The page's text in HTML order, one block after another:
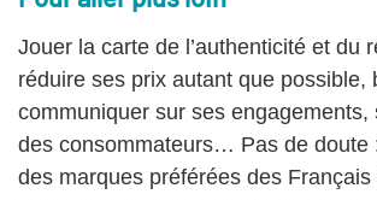
Jouer la carte de l’authenticité et du
réduire ses prix autant que possible,
communiquer sur ses engagements,
des consommateurs… Pas de doute
des marques préférées des Français